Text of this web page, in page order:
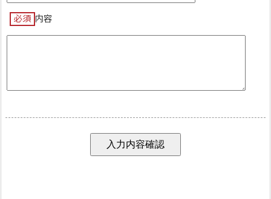
必須 内容